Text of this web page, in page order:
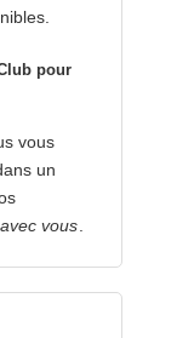
pour
vous
un
vous